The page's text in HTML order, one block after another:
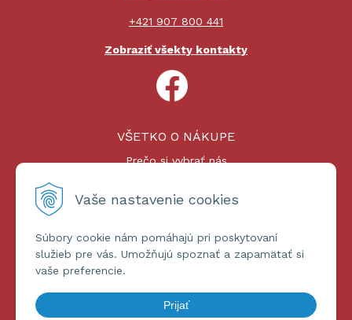
Vaše nastavenie cookies
Súbory cookie nám pomáhajú pri poskytovaní
služieb pre vás. Umožňujú spoznať a zapamätať si
vaše preferencie.
Prijať
+421 907 800 441
Zobraziť všekty kontakty
VŠETKO O NÁKUPE
Prečo si vybrať nás
Platby a doprava
ĎALŠIE INFORMÁCIE
Obchodné podmienky
Ochrana osobných údajov